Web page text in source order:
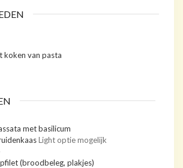
koken van pasta
met basilicum
Light optie mogelijk
(broodbeleg, plakjes)